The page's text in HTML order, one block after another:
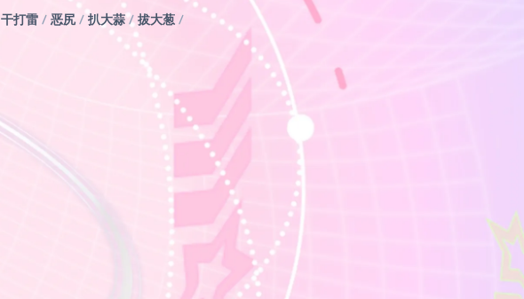
干打雷 / 恶尻 / 扒大蒜 / 拔大葱 /